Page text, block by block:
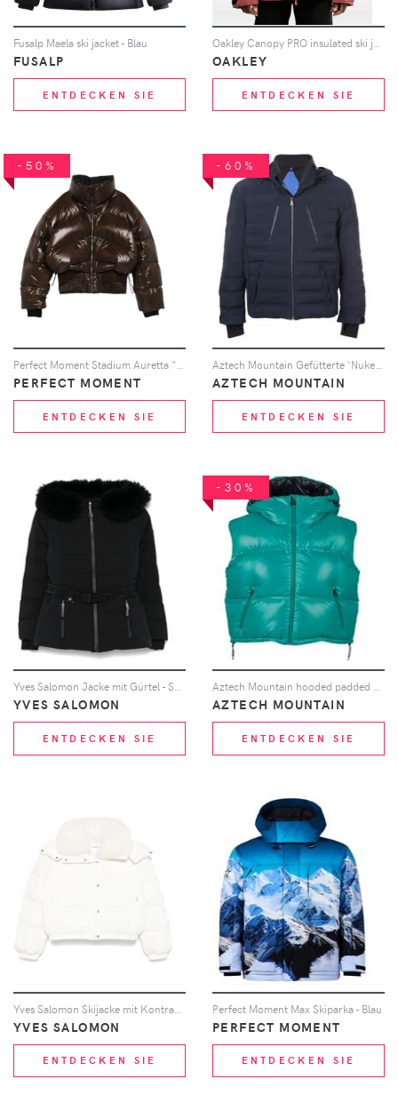
Fusalp Maela ski jacket - Blau
FUSALP
ENTDECKEN SIE
OAKLEY
ENTDECKEN SIE
-50%
PERFECT MOMENT
ENTDECKEN SIE
-60%
AZTECH MOUNTAIN
ENTDECKEN SIE
Yves Salomon Jacke mit Gürtel - Schwarz
YVES SALOMON
ENTDECKEN SIE
-30%
Aztech Mountain hooded padded gilet - Blau
AZTECH MOUNTAIN
ENTDECKEN SIE
YVES SALOMON
ENTDECKEN SIE
Perfect Moment Max Skiparka - Blau
PERFECT MOMENT
ENTDECKEN SIE